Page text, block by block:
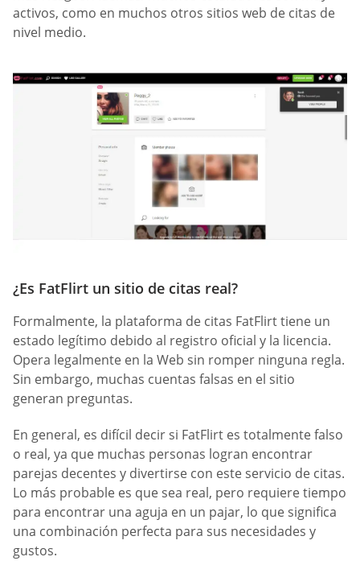
activos, como en muchos otros sitios web de citas de
nivel medio.
¿Es FatFlirt un sitio de citas real?
Formalmente, la plataforma de citas FatFlirt tiene un
estado legítimo debido al registro oficial y la licencia.
Opera legalmente en la Web sin romper ninguna regla.
Sin embargo, muchas cuentas falsas en el sitio
generan preguntas.
En general, es difícil decir si FatFlirt es totalmente falso
o real, ya que muchas personas logran encontrar
parejas decentes y divertirse con este servicio de citas.
Lo más probable es que sea real, pero requiere tiempo
para encontrar una aguja en un pajar, lo que significa
una combinación perfecta para sus necesidades y
gustos.